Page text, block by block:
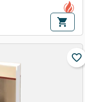
shopping_cart
favorite_border